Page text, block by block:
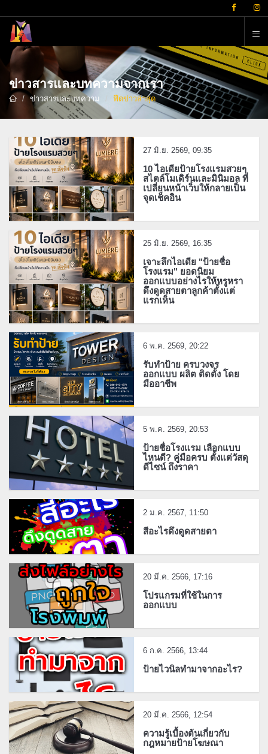
ข่าวสารและบทความจากเรา
ข่าวสารและบทความ ฟีดข่าวล่าสุด
27 มิ.ย. 2569, 09:35
10 ไอเดียป้ายโรงแรมสวยๆ
สไตล์โมเดิร์นและมินิมอล ที่
เปลี่ยนหน้าเว็บให้กลายเป็น
จุดเช็คอิน
25 มิ.ย. 2569, 16:35
เจาะลึกไอเดีย "ป้ายชื่อ
โรงแรม" ยอดนิยม
ออกแบบอย่างไรให้หรูหรา
ดึงดูดสายตาลูกค้าตั้งแต่
แรกเห็น
6 พ.ค. 2569, 20:22
รับทำป้าย ครบวงจร
ออกแบบ ผลิต ติดตั้ง โดย
มืออาชีพ
5 พ.ค. 2569, 20:53
ป้ายชื่อโรงแรม เลือกแบบ
ไหนดี? คู่มือครบ ตั้งแต่วัสดุ
ดีไซน์ ถึงราคา
2 ม.ค. 2567, 11:50
สีอะไรดึงดูดสายตา
20 มี.ค. 2566, 17:16
โปรแกรมที่ใช้ในการ
ออกแบบ
6 ก.ค. 2566, 13:44
ป้ายไวนิลทำมาจากอะไร?
20 มี.ค. 2566, 12:54
ความรู้เบื้องต้นเกี่ยวกับ
กฎหมายป้ายโฆษณา